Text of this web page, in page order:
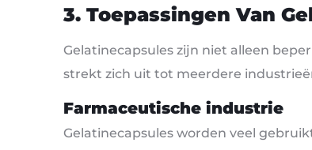
3. Toepassingen Van
Gelatinecapsules zijn niet alleen
strekt zich uit tot meerdere
Farmaceutische industrie
Gelatinecapsules worden veel